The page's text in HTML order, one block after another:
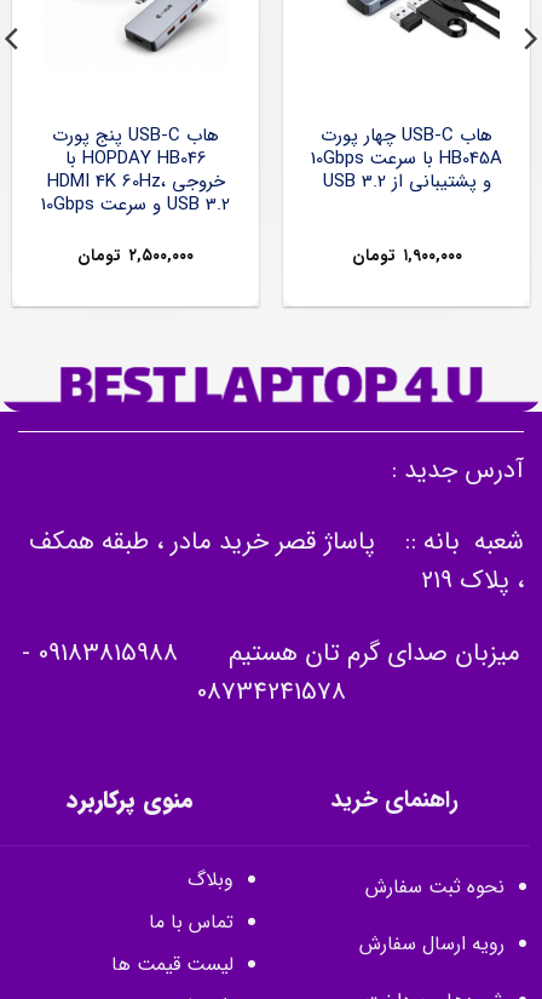
هاب USB-C چهار پورت
HB045A با سرعت 10Gbps
و پشتیبانی از USB 3.2
۱,۹۰۰,۰۰۰ تومان
هاب USB-C پنج پورت
HOPDAY HB046 با
خروجی HDMI 4K 60Hz،
USB 3.2 و سرعت 10Gbps
۲,۵۰۰,۰۰۰ تومان
آدرس جدید :
شعبه بانه :: پاساژ قصر خرید مادر ، طبقه همکف
، پلاک 219
میزبان صدای گرم تان هستیم 09183815988
-
08734241578
راهنمای خرید
نحوه ثبت سفارش
رویه ارسال سفارش
منوی پرکاربرد
وبلاگ
تماس با ما
لیست قیمت ها